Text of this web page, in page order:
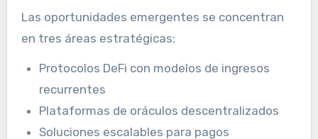
Las oportunidades emergentes se concentran
en tres áreas estratégicas:
Protocolos DeFi con modelos de ingresos
recurrentes
Plataformas de oráculos descentralizados
Soluciones escalables para pagos